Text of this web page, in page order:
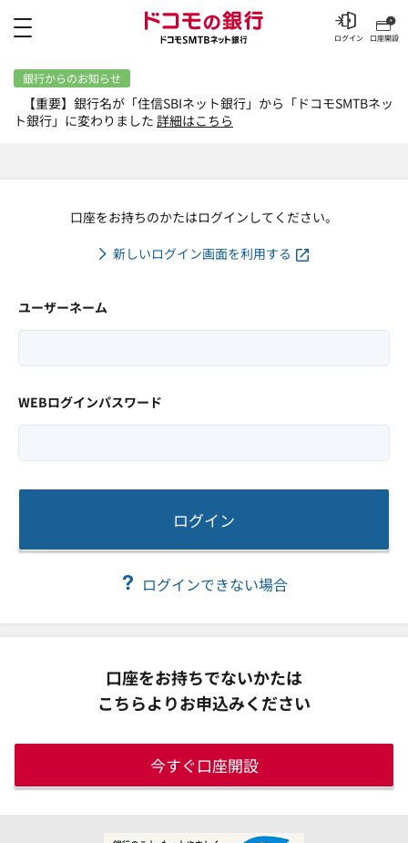
口座開設
ログイン
銀行からのお知らせ
【重要】銀行名が「住信SBIネット銀行」から「ドコモSMTBネッ
ト銀行」に変わりました 詳細はこちら
口座をお持ちのかたはログインしてください。
新しいログイン画面を利用する
ユーザーネーム
WEBログインパスワード
ログイン
ログインできない場合
口座をお持ちでないかたは
こちらよりお申込みください
今すぐ口座開設